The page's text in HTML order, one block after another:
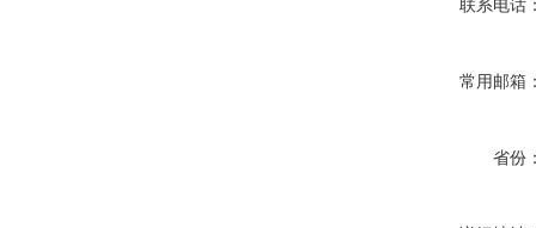
联系电话
常用邮箱
省份